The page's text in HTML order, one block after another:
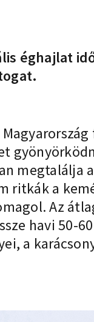
éghajlat
megtalálja
ritkák a
Az
havi 50-
a